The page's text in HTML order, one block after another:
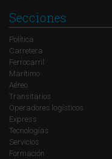
Secciones
Política
Carretera
Ferrocarril
Marítimo
Aéreo
Transitarios
Operadores logísticos
Express
Tecnologías
Servicios
Formación